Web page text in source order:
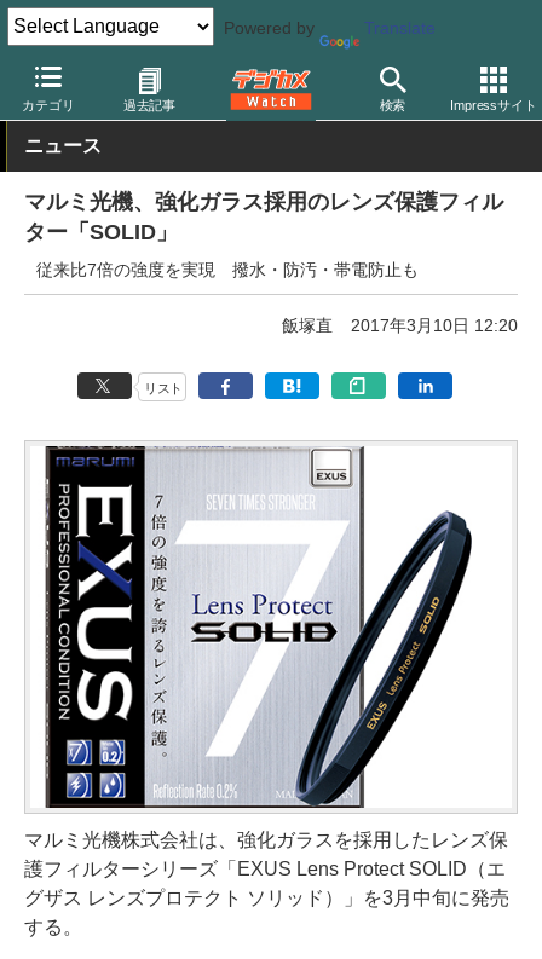
Powered by Translate
カテゴリ 過去記事 検索 Impressサイト
デジカメ Watch レンズ レンズフィルター マルミ光機
ニュース
マルミ光機、強化ガラス採用のレンズ保護フィル
ター「SOLID」
従来比7倍の強度を実現 撥水・防汚・帯電防止も
飯塚直 2017年3月10日 12:20
リスト
マルミ光機株式会社は、強化ガラスを採用したレンズ保
護フィルターシリーズ「EXUS Lens Protect SOLID（エ
グザス レンズプロテクト ソリッド）」を3月中旬に発売
する。